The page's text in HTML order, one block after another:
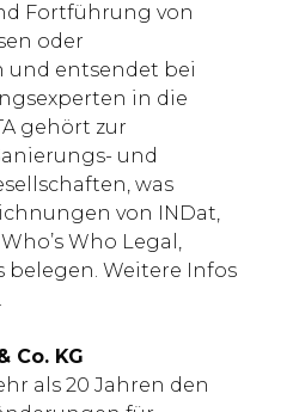
Fortführung von
oder
und entsendet bei
in die
gehört zur
und
was
von INDat,
Who Legal,
belegen. Weitere Infos
.
Co. KG
als 20 Jahren den